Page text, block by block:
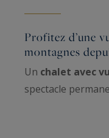
Profitez d’une
montagnes
Un chalet avec
spectacle
les saisons. Des